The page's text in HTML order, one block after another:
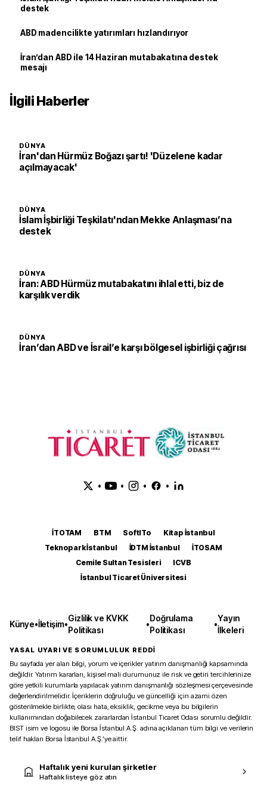
destek
ABD madencilikte yatırımları hızlandırıyor
İran’dan ABD ile 14 Haziran mutabakatına destek
mesajı
İlgili Haberler
DÜNYA
İran'dan Hürmüz Boğazı şartı! 'Düzelene kadar
açılmayacak'
DÜNYA
İslam İşbirliği Teşkilatı'ndan Mekke Anlaşması’na
destek
DÜNYA
İran: ABD Hürmüz mutabakatını ihlal etti, biz de
karşılık verdik
DÜNYA
İran’dan ABD ve İsrail’e karşı bölgesel işbirliği çağrısı
• • • •
İTOTAM BTM SoftITo
Kitap İstanbul
Teknopark İstanbul
İDTM İstanbul
İTOSAM
Cemile Sultan Tesisleri
ICVB
İstanbul Ticaret Üniversitesi
Künye•İletişim•
Gizlilik ve KVKK
Politikası
•
Doğrulama
Politikası
•
Yayın
İlkeleri
YASAL UYARI VE SORUMLULUK REDDİ
Bu sayfada yer alan bilgi, yorum ve içerikler yatırım danışmanlığı kapsamında
değildir. Yatırım kararları, kişisel mali durumunuz ile risk ve getiri tercihlerinize
göre yetkili kurumlarla yapılacak yatırım danışmanlığı sözleşmesi çerçevesinde
değerlendirilmelidir. İçeriklerin doğruluğu ve güncelliği için azami özen
gösterilmekle birlikte, olası hata, eksiklik, gecikme veya bu bilgilerin
kullanımından doğabilecek zararlardan İstanbul Ticaret Odası sorumlu değildir.
BIST isim ve logosu ile Borsa İstanbul A.Ş. adına açıklanan tüm bilgi ve verilerin
telif hakları Borsa İstanbul A.Ş.’ye aittir.
Haftalık yeni kurulan şirketler
Haftalık listeye göz atın